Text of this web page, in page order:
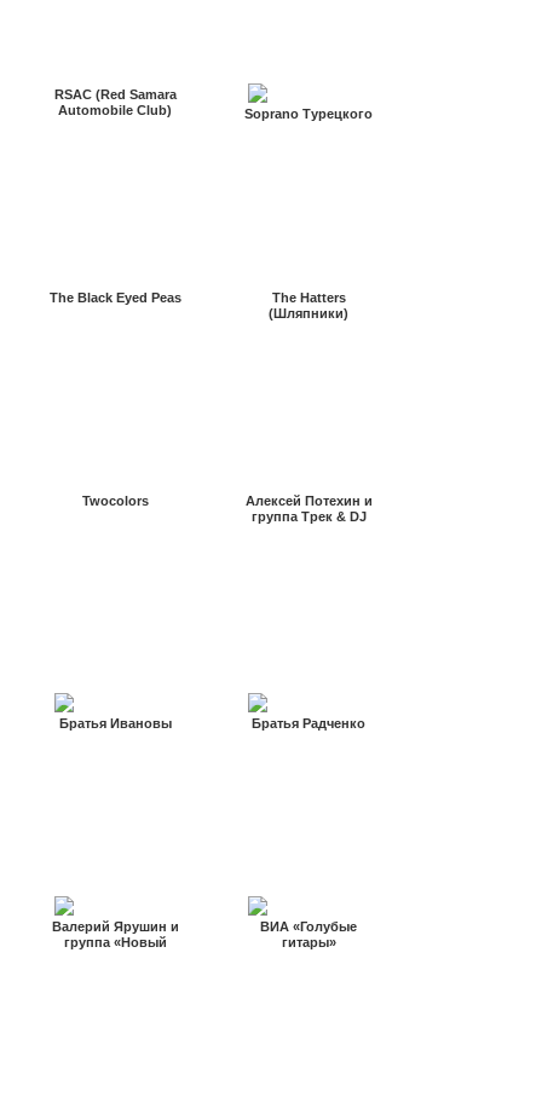
RSAC (Red Samara
Automobile Club)
Soprano Турецкого
The Black Eyed Peas
The Hatters
(Шляпники)
Twocolors
Алексей Потехин и
группа Трек & DJ
Братья Ивановы Братья Радченко
Валерий Ярушин и
группа «Новый
ВИА «Голубые
гитары»